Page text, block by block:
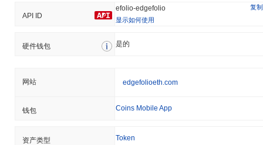
API ID
efolio-edgefolio
复制
显示如何使用
硬件钱包 是的
网站 edgefolioeth.com
钱包 Coins Mobile App
资产类型 Token